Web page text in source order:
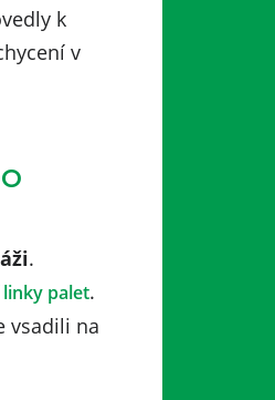
k
v
.
linky palet.
vsadili na